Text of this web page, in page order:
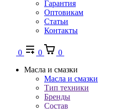
Гарантия
Оптовикам
Статьи
Контакты
0 0
0
Масла и смазки
Масла и смазки
Тип техники
Бренды
Состав